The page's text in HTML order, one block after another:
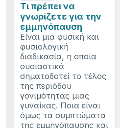
Τι πρέπει να
γνωρίζετε για την
εμμηνόπαυση
Είναι μια φυσική και
φυσιολογική
διαδικασία, η οποία
ουσιαστικά
σηματοδοτεί το τέλος
της περιόδου
γονιμότητας μιας
γυναίκας. Ποια είναι
όμως τα συμπτώματα
της εμμηνόπαυσης και